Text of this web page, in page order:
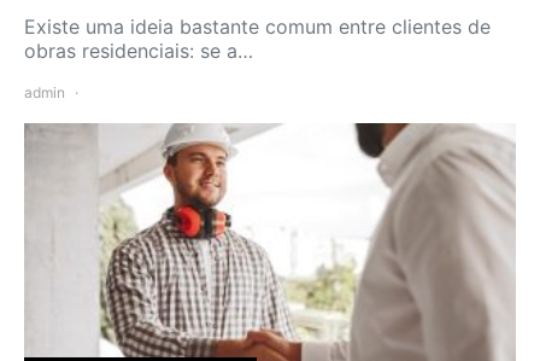
Existe uma ideia bastante comum entre clientes de
obras residenciais: se a…
admin